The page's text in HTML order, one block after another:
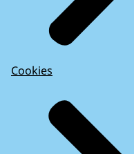
Cookies